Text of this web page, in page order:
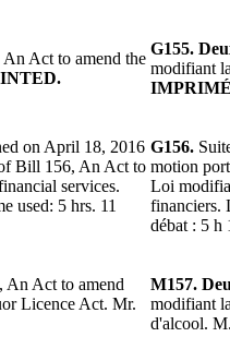
Act to amend the
G155.
modifiant
on April 18, 2016
Bill 156, An Act to
services.
used: 5 hrs. 11
G156.
motion
Loi
financiers.
débat : 5 h
Act to amend
Licence Act. Mr.
M157.
modifiant
d'alcool.